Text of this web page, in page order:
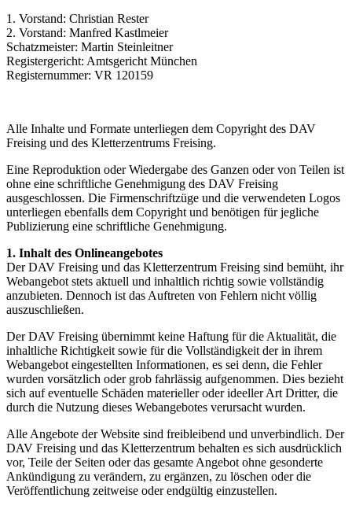
1. Vorstand: Christian Rester
2. Vorstand: Manfred Kastlmeier
Schatzmeister: Martin Steinleitner
Registergericht: Amtsgericht München
Registernummer: VR 120159
Alle Inhalte und Formate unterliegen dem Copyright des DAV
Freising und des Kletterzentrums Freising.
Eine Reproduktion oder Wiedergabe des Ganzen oder von Teilen ist
ohne eine schriftliche Genehmigung des DAV Freising
ausgeschlossen. Die Firmenschriftzüge und die verwendeten Logos
unterliegen ebenfalls dem Copyright und benötigen für jegliche
Publizierung eine schriftliche Genehmigung.
1. Inhalt des Onlineangebotes
Der DAV Freising und das Kletterzentrum Freising sind bemüht, ihr
Webangebot stets aktuell und inhaltlich richtig sowie vollständig
anzubieten. Dennoch ist das Auftreten von Fehlern nicht völlig
auszuschließen.
Der DAV Freising übernimmt keine Haftung für die Aktualität, die
inhaltliche Richtigkeit sowie für die Vollständigkeit der in ihrem
Webangebot eingestellten Informationen, es sei denn, die Fehler
wurden vorsätzlich oder grob fahrlässig aufgenommen. Dies bezieht
sich auf eventuelle Schäden materieller oder ideeller Art Dritter, die
durch die Nutzung dieses Webangebotes verursacht wurden.
Alle Angebote der Website sind freibleibend und unverbindlich. Der
DAV Freising und das Kletterzentrum behalten es sich ausdrücklich
vor, Teile der Seiten oder das gesamte Angebot ohne gesonderte
Ankündigung zu verändern, zu ergänzen, zu löschen oder die
Veröffentlichung zeitweise oder endgültig einzustellen.